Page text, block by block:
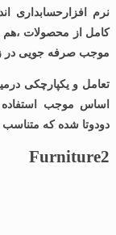
نرم افزارحسابداری
کامل از محصولات ،هم
موجب صرفه جویی در
تعامل و یکپارچکی
اساس موجب استفاده
دودوتا شده که متناسب
Furniture2